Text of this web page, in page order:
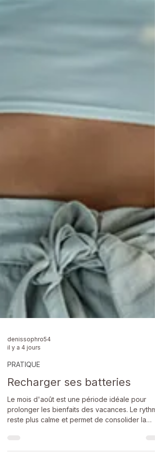
il y a 4 jours
PRATIQUE
Recharger ses batteries
Le mois d'août est une période idéale pour
prolonger les bienfaits des vacances. Le rythme